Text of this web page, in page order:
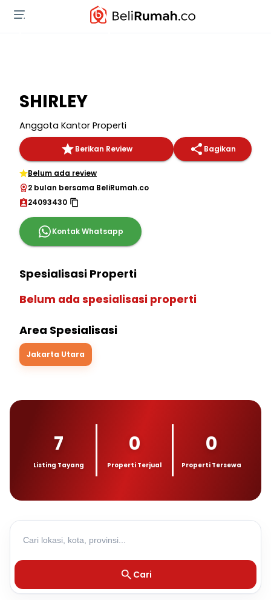
SHIRLEY
Anggota Kantor Properti
Berikan Review Bagikan
Belum ada review
2 bulan bersama BeliRumah.co
24093430
Kontak Whatsapp
Spesialisasi Properti
Belum ada spesialisasi properti
Area Spesialisasi
Jakarta Utara
7
Listing Tayang
0
Properti Terjual
0
Properti Tersewa
Cari